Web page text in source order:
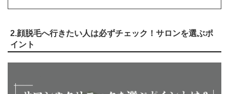
2.顔脱毛へ行きたい人は必ずチェック！サロンを選ぶポ
イント